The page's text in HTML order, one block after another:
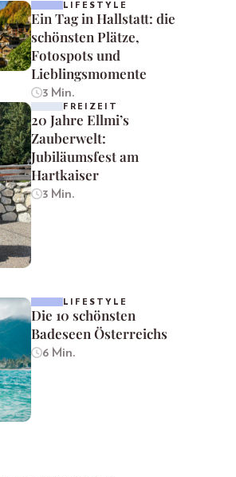
LIFESTYLE
Ein Tag in Hallstatt: die
schönsten Plätze,
Fotospots und
Lieblingsmomente
3 Min.
FREIZEIT
20 Jahre Ellmi’s
Zauberwelt:
Jubiläumsfest am
Hartkaiser
3 Min.
LIFESTYLE
Die 10 schönsten
Badeseen Österreichs
6 Min.